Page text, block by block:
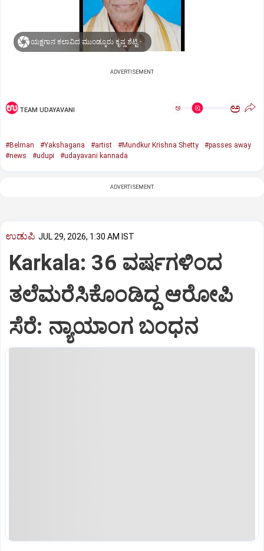
ಯಕ್ಷಗಾನ ಕಲಾವಿದ ಮುಂಡ್ಕೂರು ಕೃಷ್ಣ ಶೆಟ್ಟಿ -ಮೃತರು
ADVERTISEMENT
TEAM UDAYAVANI ಅ ಅ
#Belman #Yakshagana #artist #Mundkur Krishna Shetty
#passes away
#news
#udupi #udayavani kannada
ADVERTISEMENT
ಉಡುಪಿ JUL 29, 2026, 1:30 AM IST
Karkala: 36 ವರ್ಷಗಳಿಂದ
ತಲೆಮರೆಸಿಕೊಂಡಿದ್ದ ಆರೋಪಿ
ಸೆರೆ: ನ್ಯಾಯಾಂಗ ಬಂಧನ